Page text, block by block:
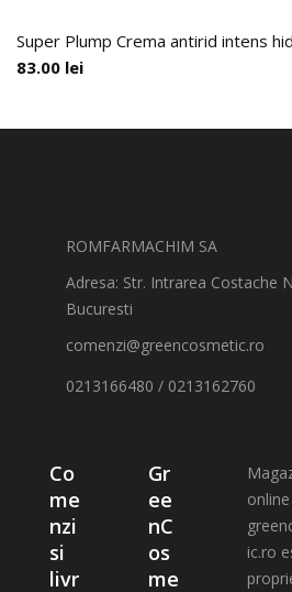
Super Plump Crema antirid intens
83.00 lei
ROMFARMACHIM SA
Adresa: Str. Intrarea Costache
Bucuresti
comenzi@greencosmetic.ro
0213166480 / 0213162760
Co
me
nzi
si
livr
Gr
ee
nC
os
me
online
ic.ro